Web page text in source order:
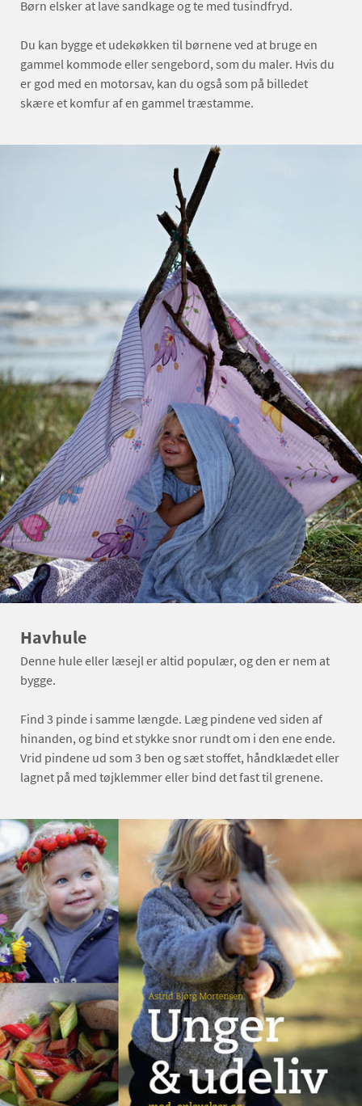
Børn elsker at lave sandkage og te med tusindfryd.
Du kan bygge et udekøkken til børnene ved at bruge en
gammel kommode eller sengebord, som du maler. Hvis du
er god med en motorsav, kan du også som på billedet
skære et komfur af en gammel træstamme.
Havhule
Denne hule eller læsejl er altid populær, og den er nem at
bygge.
Find 3 pinde i samme længde. Læg pindene ved siden af
hinanden, og bind et stykke snor rundt om i den ene ende.
Vrid pindene ud som 3 ben og sæt stoffet, håndklædet eller
lagnet på med tøjklemmer eller bind det fast til grenene.